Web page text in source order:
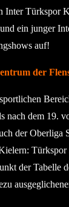
Inter Türkspor
ein junger
auf!
der
nach dem 19.
der Oberliga
Türkspor
der Tabelle